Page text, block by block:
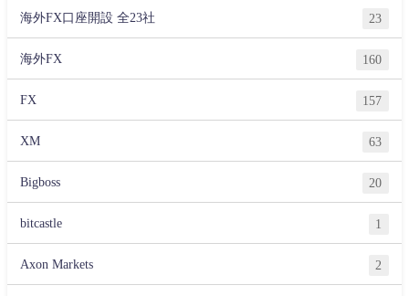
海外FX口座開設 全23社 23
海外FX 160
FX 157
XM 63
Bigboss 20
bitcastle 1
Axon Markets 2